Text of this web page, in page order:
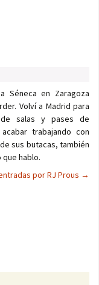
Séneca en Zaragoza
Volví a Madrid para
salas y pases de
trabajando con
sus butacas, también
hablo.
por RJ Prous →